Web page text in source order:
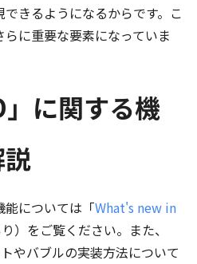
きるようになるからです。こ
に重要な要素になっていま
」に関する機
能については「What's new in
）をご覧ください。また、
やバブルの実装方法について